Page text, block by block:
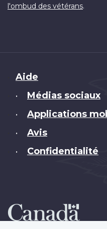
l'ombud des vétérans.
Brand
Aide
• Médias sociaux
• Applications
• Avis
• Confidentialité